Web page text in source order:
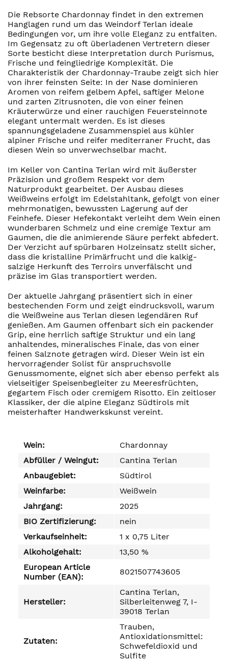
Die Rebsorte Chardonnay findet in den extremen
Hanglagen rund um das Weindorf Terlan ideale
Bedingungen vor, um ihre volle Eleganz zu entfalten.
Im Gegensatz zu oft überladenen Vertretern dieser
Sorte besticht diese Interpretation durch Purismus,
Frische und feingliedrige Komplexität. Die
Charakteristik der Chardonnay-Traube zeigt sich hier
von ihrer feinsten Seite: In der Nase dominieren
Aromen von reifem gelbem Apfel, saftiger Melone
und zarten Zitrusnoten, die von einer feinen
Kräuterwürze und einer rauchigen Feuersteinnote
elegant untermalt werden. Es ist dieses
spannungsgeladene Zusammenspiel aus kühler
alpiner Frische und reifer mediterraner Frucht, das
diesen Wein so unverwechselbar macht.
Im Keller von Cantina Terlan wird mit äußerster
Präzision und großem Respekt vor dem
Naturprodukt gearbeitet. Der Ausbau dieses
Weißweins erfolgt im Edelstahltank, gefolgt von einer
mehrmonatigen, bewussten Lagerung auf der
Feinhefe. Dieser Hefekontakt verleiht dem Wein einen
wunderbaren Schmelz und eine cremige Textur am
Gaumen, die die animierende Säure perfekt abfedert.
Der Verzicht auf spürbaren Holzeinsatz stellt sicher,
dass die kristalline Primärfrucht und die kalkig-
salzige Herkunft des Terroirs unverfälscht und
präzise im Glas transportiert werden.
Der aktuelle Jahrgang präsentiert sich in einer
bestechenden Form und zeigt eindrucksvoll, warum
die Weißweine aus Terlan diesen legendären Ruf
genießen. Am Gaumen offenbart sich ein packender
Grip, eine herrlich saftige Struktur und ein lang
anhaltendes, mineralisches Finale, das von einer
feinen Salznote getragen wird. Dieser Wein ist ein
hervorragender Solist für anspruchsvolle
Genussmomente, eignet sich aber ebenso perfekt als
vielseitiger Speisenbegleiter zu Meeresfrüchten,
gegartem Fisch oder cremigem Risotto. Ein zeitloser
Klassiker, der die alpine Eleganz Südtirols mit
meisterhafter Handwerkskunst vereint.
Wein:
Chardonnay
Abfüller / Weingut:
Cantina Terlan
Anbaugebiet:
Südtirol
Weinfarbe:
Weißwein
Jahrgang:
2025
BIO Zertifizierung:
nein
Verkaufseinheit:
1 x 0,75 Liter
Alkoholgehalt:
13,50 %
European Article
Number (EAN):
8021507743605
Hersteller:
Cantina Terlan,
Silberleitenweg 7, I-
39018 Terlan
Zutaten:
Trauben,
Antioxidationsmittel:
Schwefeldioxid und
Sulfite